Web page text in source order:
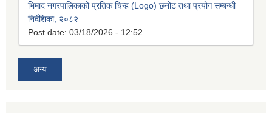
भिमाद नगरपालिकाको प्रतिक चिन्ह (Logo) छनोट तथा प्रयोग सम्बन्धी
निर्देशिका, २०८२
Post date: 03/18/2026 - 12:52
अन्य